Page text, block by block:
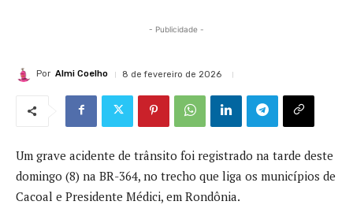
- Publicidade -
Por Almi Coelho 8 de fevereiro de 2026
Um grave acidente de trânsito foi registrado na tarde deste
domingo (8) na BR-364, no trecho que liga os municípios de
Cacoal e Presidente Médici, em Rondônia.